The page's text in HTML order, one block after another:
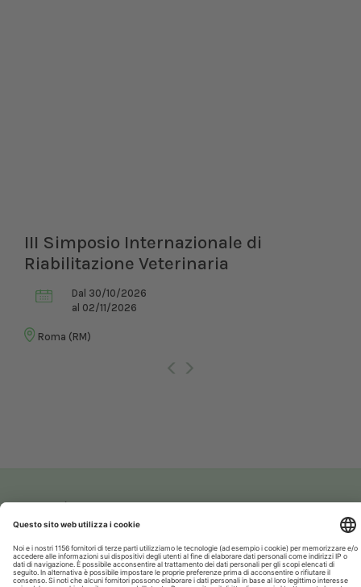
III Simposio Internazionale di
Riabilitazione Veterinaria
Dal 30/10/2026
al 02/11/2026
Roma (RM)